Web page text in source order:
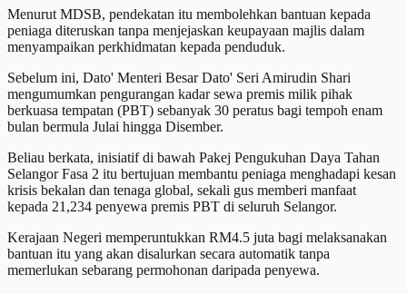
Menurut MDSB, pendekatan itu membolehkan bantuan kepada
peniaga diteruskan tanpa menjejaskan keupayaan majlis dalam
menyampaikan perkhidmatan kepada penduduk.
Sebelum ini, Dato' Menteri Besar Dato' Seri Amirudin Shari
mengumumkan pengurangan kadar sewa premis milik pihak
berkuasa tempatan (PBT) sebanyak 30 peratus bagi tempoh enam
bulan bermula Julai hingga Disember.
Beliau berkata, inisiatif di bawah Pakej Pengukuhan Daya Tahan
Selangor Fasa 2 itu bertujuan membantu peniaga menghadapi kesan
krisis bekalan dan tenaga global, sekali gus memberi manfaat
kepada 21,234 penyewa premis PBT di seluruh Selangor.
Kerajaan Negeri memperuntukkan RM4.5 juta bagi melaksanakan
bantuan itu yang akan disalurkan secara automatik tanpa
memerlukan sebarang permohonan daripada penyewa.